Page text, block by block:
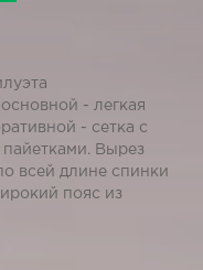
- легкая
- сетка с
Вырез
всей длине спинки
пояс из